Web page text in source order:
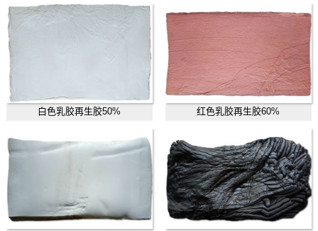
白色乳胶再生胶50% 红色乳胶再生胶60%